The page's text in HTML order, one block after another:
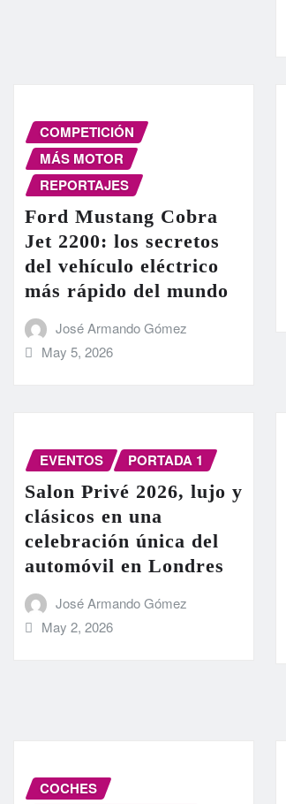
COMPETICIÓN
MÁS MOTOR
REPORTAJES
Ford Mustang Cobra
Jet 2200: los secretos
del vehículo eléctrico
más rápido del mundo
José Armando Gómez
May 5, 2026
EVENTOS PORTADA 1
Salon Privé 2026, lujo y
clásicos en una
celebración única del
automóvil en Londres
José Armando Gómez
May 2, 2026
COCHES